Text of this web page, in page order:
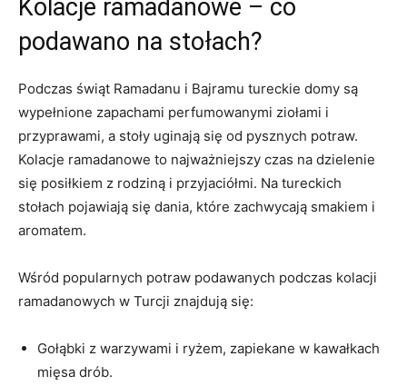
Kolacje​ ramadanowe – ⁢co
podawano na ⁤stołach?
Podczas świąt Ramadanu i ​Bajramu tureckie domy są
wypełnione ‍zapachami perfumowanymi ziołami i
przyprawami, ‌a stoły uginają się od pysznych potraw.
Kolacje ramadanowe to najważniejszy ​czas⁣ na dzielenie
się posiłkiem z rodziną ⁢i przyjaciółmi. Na tureckich
stołach‍ pojawiają się ⁤dania,‍ które zachwycają‍ smakiem‍ i
aromatem.
Wśród ⁤popularnych potraw⁣ podawanych‌ podczas kolacji
ramadanowych ‍w ⁤Turcji ⁢znajdują się:
Gołąbki z ⁣warzywami i ryżem, zapiekane w‍ kawałkach
mięsa drób.